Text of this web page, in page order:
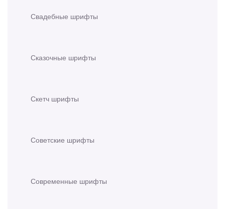
Свадебные шрифты
Сказочные шрифты
Скетч шрифты
Советские шрифты
Современные шрифты